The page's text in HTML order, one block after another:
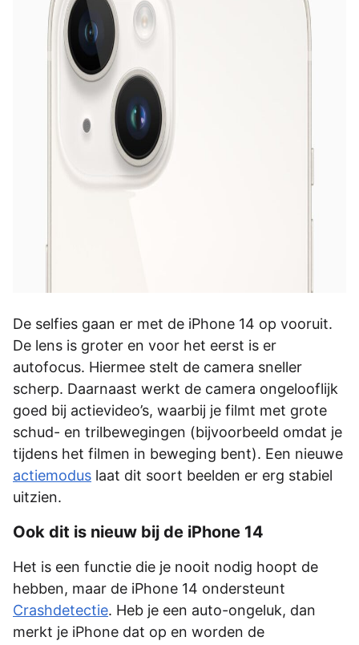
De selfies gaan er met de iPhone 14 op vooruit.
De lens is groter en voor het eerst is er
autofocus. Hiermee stelt de camera sneller
scherp. Daarnaast werkt de camera ongelooflijk
goed bij actievideo’s, waarbij je filmt met grote
schud- en trilbewegingen (bijvoorbeeld omdat je
tijdens het filmen in beweging bent). Een nieuwe
actiemodus laat dit soort beelden er erg stabiel
uitzien.
Ook dit is nieuw bij de iPhone 14
Het is een functie die je nooit nodig hoopt de
hebben, maar de iPhone 14 ondersteunt
Crashdetectie. Heb je een auto-ongeluk, dan
merkt je iPhone dat op en worden de